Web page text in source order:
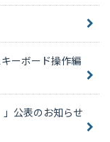
ーボード操作編
公表のお知らせ